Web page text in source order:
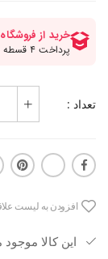
تعداد :
افزودن به لیست
این کالا